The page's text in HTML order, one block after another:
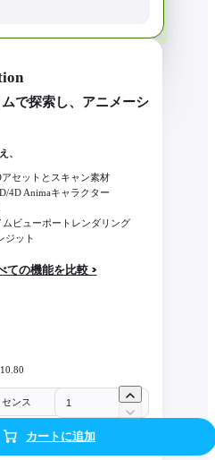
で探索し、アニメーシ
、
セットとスキャン素材
4D Animaキャラクター
ムビューポートレンダリング
ジット
ての機能を比較 >
ンス
カートに追加